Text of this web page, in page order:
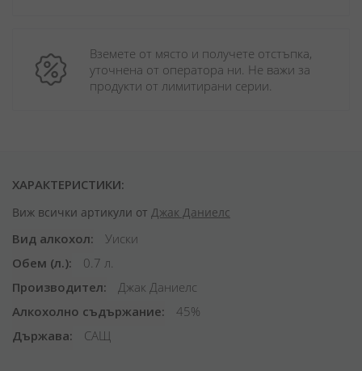
Вземете от място и получете отстъпка,
уточнена от оператора ни. Не важи за
продукти от лимитирани серии.
ХАРАКТЕРИСТИКИ:
Виж всички артикули от Джак Даниелс
Вид алкохол
Уиски
Обем (л.)
0.7 л.
Производител
Джак Даниелс
Алкохолно съдържание
45%
Държава
САЩ